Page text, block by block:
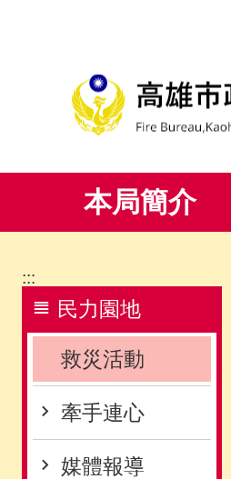
本局簡介
:::
民力園地
救災活動
牽手連心
媒體報導